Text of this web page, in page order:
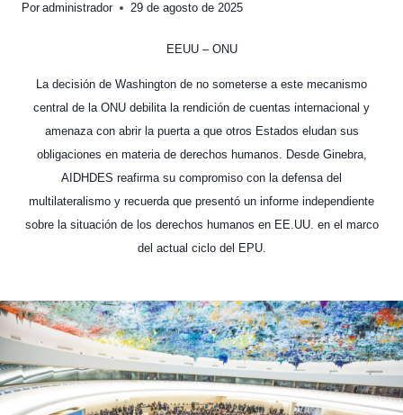
Por administrador 29 de agosto de 2025
EEUU – ONU
La decisión de Washington de no someterse a este mecanismo
central de la ONU debilita la rendición de cuentas internacional y
amenaza con abrir la puerta a que otros Estados eludan sus
obligaciones en materia de derechos humanos. Desde Ginebra,
AIDHDES reafirma su compromiso con la defensa del
multilateralismo y recuerda que presentó un informe independiente
sobre la situación de los derechos humanos en EE.UU. en el marco
del actual ciclo del EPU.